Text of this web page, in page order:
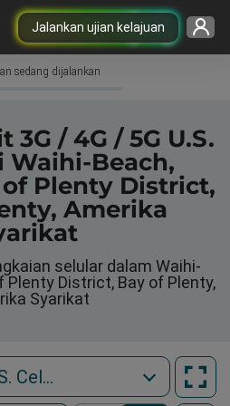
Jalankan ujian kelajuan
sedang dijalankan
3G / 4G / 5G U.S.
Waihi-Beach,
Plenty District,
Amerika
selular dalam Waihi-
Plenty District, Bay of Plenty,
Syarikat
U.S. Cellular